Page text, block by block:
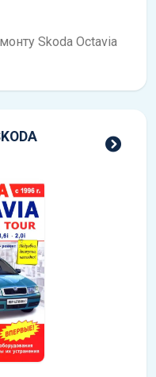
Skoda Octavia